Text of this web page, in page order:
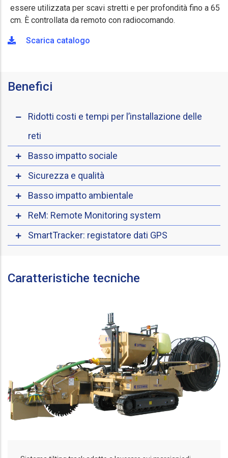
essere utilizzata per scavi stretti e per profondità fino a 65
cm. È controllata da remoto con radiocomando.
Scarica catalogo
Benefici
Ridotti costi e tempi per l’installazione delle
reti
Basso impatto sociale
Sicurezza e qualità
Basso impatto ambientale
ReM: Remote Monitoring system
SmartTracker: registatore dati GPS
Caratteristiche tecniche